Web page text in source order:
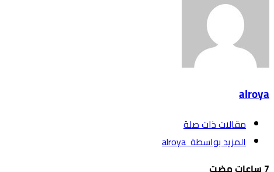
alroya
‫مقالات ذات صلة‬
‫‫المزيد بواسطة‬ ‬ alroya